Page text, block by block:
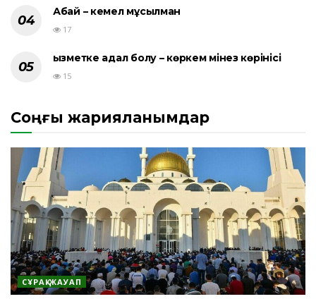
Абай – кемел мұсылман
17
Қызметке адал болу – көркем мінез көрінісі
15
Соңғы жарияланымдар
СҰРАҚ-ЖАУАП